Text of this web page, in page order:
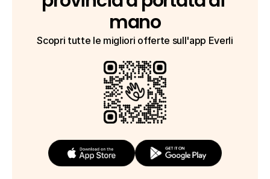
mano
Scopri tutte le migliori offerte sull'app Everli